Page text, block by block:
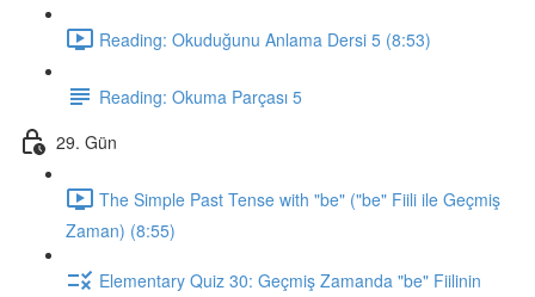
Reading: Okuduğunu Anlama Dersi 5 (8:53)
Reading: Okuma Parçası 5
29. Gün
The Simple Past Tense with "be" ("be" Fiili ile Geçmiş
Zaman) (8:55)
Elementary Quiz 30: Geçmiş Zamanda "be" Fiilinin